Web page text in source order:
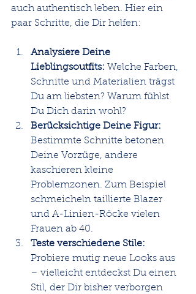
auch authentisch leben. Hier ein
paar Schritte, die Dir helfen:
Analysiere Deine
Lieblingsoutfits: Welche Farben,
Schnitte und Materialien trägst
Du am liebsten? Warum fühlst
Du Dich darin wohl?
Berücksichtige Deine Figur:
Bestimmte Schnitte betonen
Deine Vorzüge, andere
kaschieren kleine
Problemzonen. Zum Beispiel
schmeicheln taillierte Blazer
und A-Linien-Röcke vielen
Frauen ab 40.
Teste verschiedene Stile:
Probiere mutig neue Looks aus
– vielleicht entdeckst Du einen
Stil, der Dir bisher verborgen